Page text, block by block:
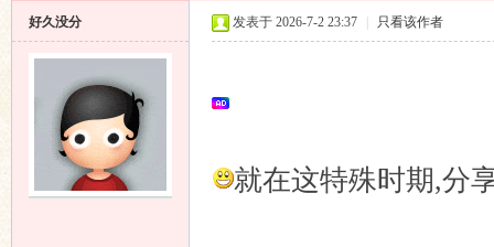
好久没分 发表于 2026-7-2 23:37 只看该作者
就在这特殊时期,分